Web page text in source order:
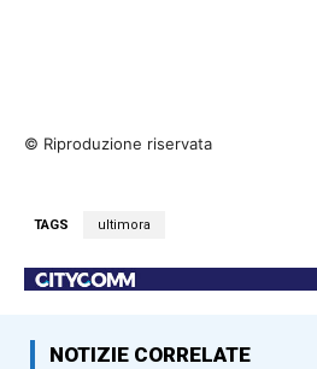
© Riproduzione riservata
TAGS ultimora
NOTIZIE CORRELATE